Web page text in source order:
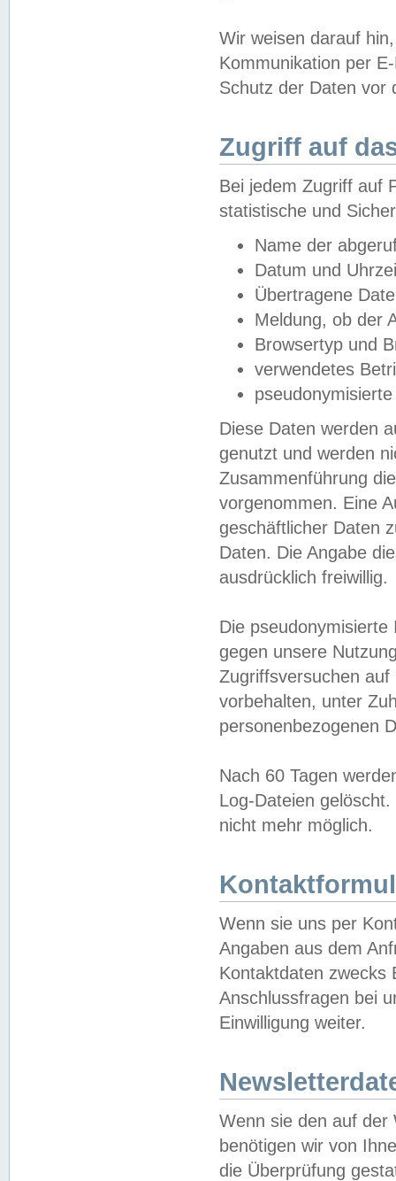
Wir weisen darauf
Kommunikation per
Schutz der Daten vor
Zugriff auf
Bei jedem Zugriff auf
statistische und
Name der
Datum und
Übertragene
Meldung, ob der
Browsertyp und
verwendetes
Diese Daten werden
genutzt und werden
Zusammenführung
vorgenommen. Eine
geschäftlicher Daten
Daten. Die Angabe
ausdrücklich freiwillig.
Die
gegen unsere
Zugriffsversuchen
vorbehalten, unter
personenbezogenen
Nach 60 Tagen
Log-Dateien
nicht mehr möglich.
Wenn sie uns per
Angaben aus dem
Kontaktdaten zwecks
Anschlussfragen bei
Einwilligung weiter.
Wenn sie den auf der
benötigen wir von
die Überprüfung